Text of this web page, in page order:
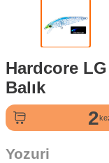
Hardcore
Balık
2
Yozuri